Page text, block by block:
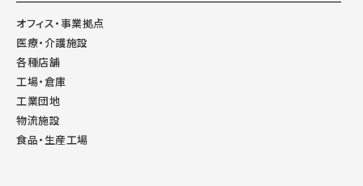
オフィス・事業拠点
医療・介護施設
各種店舗
工場・倉庫
工業団地
物流施設
食品・生産工場